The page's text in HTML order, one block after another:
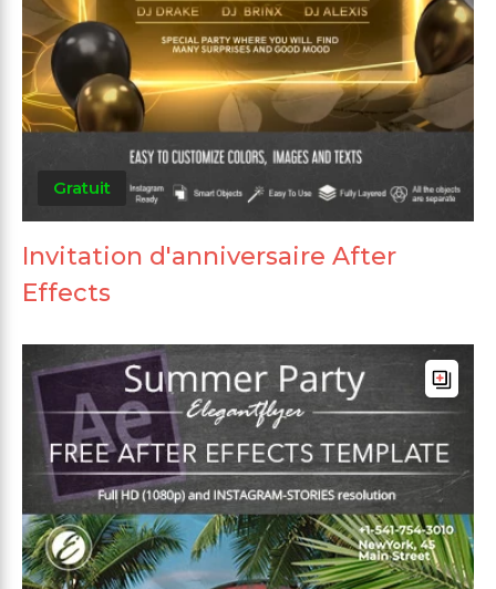
Gratuit
Invitation d'anniversaire After
Effects